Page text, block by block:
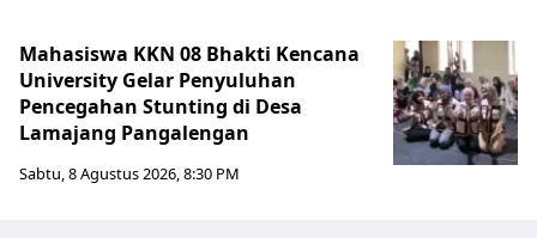
Mahasiswa KKN 08 Bhakti Kencana
University Gelar Penyuluhan
Pencegahan Stunting di Desa
Lamajang Pangalengan
Sabtu, 8 Agustus 2026, 8:30 PM